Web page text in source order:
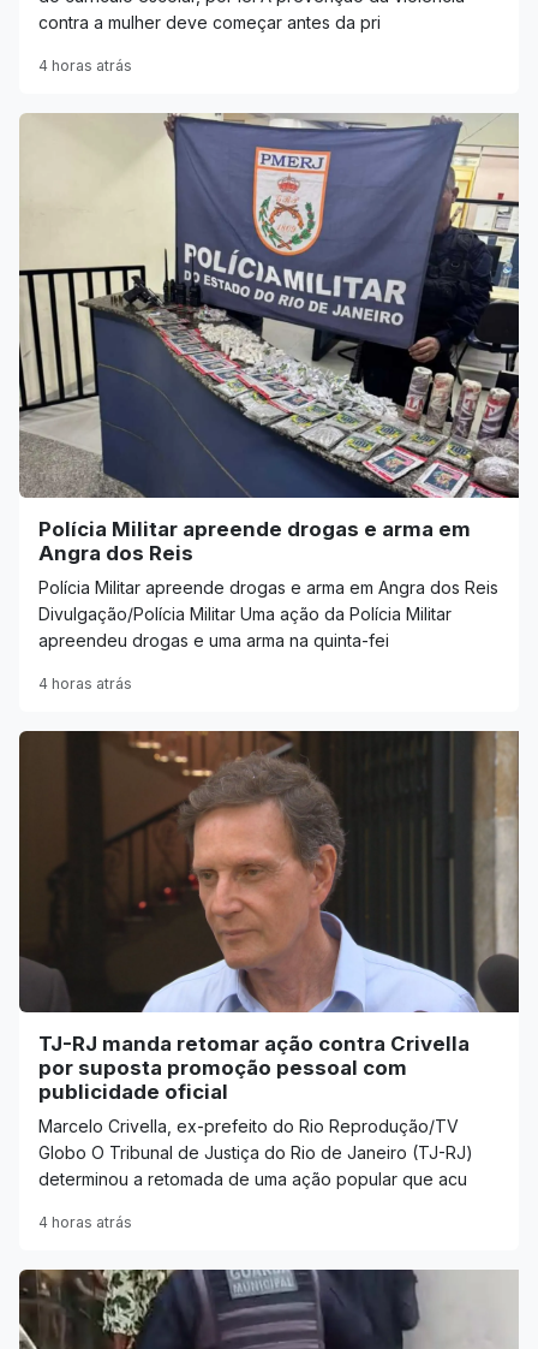
contra a mulher deve começar antes da pri
4 horas atrás
Polícia Militar apreende drogas e arma em
Angra dos Reis
Polícia Militar apreende drogas e arma em Angra dos Reis
Divulgação/Polícia Militar Uma ação da Polícia Militar
apreendeu drogas e uma arma na quinta-fei
4 horas atrás
TJ-RJ manda retomar ação contra Crivella
por suposta promoção pessoal com
publicidade oficial
Marcelo Crivella, ex-prefeito do Rio Reprodução/TV
Globo O Tribunal de Justiça do Rio de Janeiro (TJ-RJ)
determinou a retomada de uma ação popular que acu
4 horas atrás